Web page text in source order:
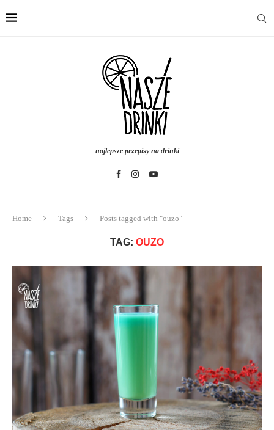
najlepsze przepisy na drinki
Home Tags Posts tagged with "ouzo"
TAG: OUZO